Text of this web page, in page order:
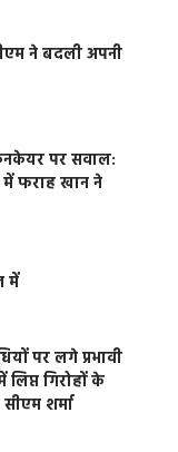
ने बदली अपनी
पर सवाल:
फराह खान ने
में
पर लगे प्रभावी
गिरोहों के
शर्मा